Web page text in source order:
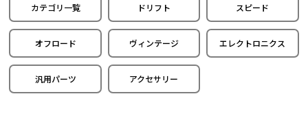
カテゴリ一覧 ドリフト スピード
オフロード ヴィンテージ エレクトロニクス
汎用パーツ アクセサリー